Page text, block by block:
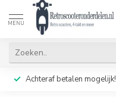
MENU
Achteraf betalen mogelijk!